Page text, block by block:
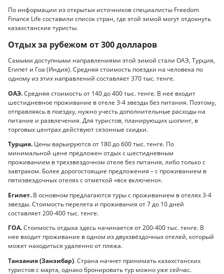
По информации из открытых источников специалисты Freedom
Finance Life составили список стран, где этой зимой могут отдохнуть
казахстанские туристы.
Отдых за рубежом от 300 долларов
Самыми доступными направлениями этой зимой стали ОАЭ, Турция,
Египет и Гоа (Индия). Средняя стоимость поездки на человека по
одному из этих направлений составляет 370 тыс. тенге.
ОАЭ.Средняя стоимость от 140 до 400 тыс. тенге. В неё входит
шестидневное проживание в отеле 3-4 звезды без питания. Поэтому,
отправляясь в поездку, нужно учесть дополнительные расходы на
питание и развлечения. Для туристов, планирующих шопинг, в
торговых центрах действуют сезонные скидки.
Турция. Цены варьируются от 180 до 600 тыс. тенге. По
минимальной цене предложен отдых с шестидневным
проживанием в трехзвездочном отеле без питания, либо только с
завтраком. Более дорогостоящие предложения – с проживанием в
пятизвездочных отелях с отметкой «все включено».
Египет. В основном предлагаются туры с проживанием в отелях 3-4
звезды. Стоимость перелета и проживания от 7 до 10 дней
составляет 200-400 тыс. тенге.
ГОА.Стоимость отдыха здесь начинается от 200-400 тыс. тенге. В
нее входит проживание в одном из двухзвёздочных отелей, который
может находиться удаленно от пляжа.
Танзания (Занзибар). Страна начнет принимать казахстанских
туристов с марта, однако бронировать тур можно уже сейчас.